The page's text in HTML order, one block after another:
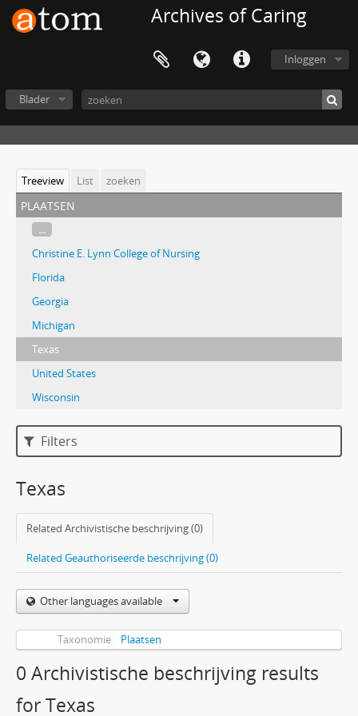
Archives of Caring
Inloggen
Blader
Treeview List zoeken
plaatsen
...
Christine E. Lynn College of Nursing
Florida
Georgia
Michigan
Texas
United States
Wisconsin
Filters
Texas
Related Archivistische beschrijving (0)
Related Geauthoriseerde beschrijving (0)
Other languages available
Taxonomie Plaatsen
0 Archivistische beschrijving results
for Texas